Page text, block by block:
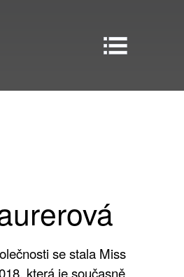
se stala Miss
která je současně